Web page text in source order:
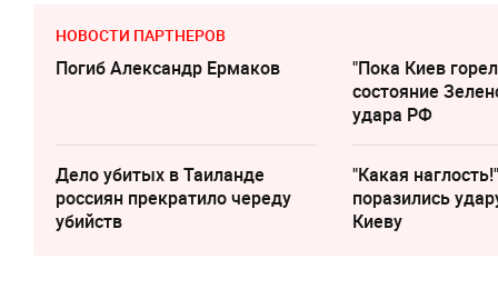
НОВОСТИ ПАРТНЕРОВ
Погиб Александр Ермаков
"Пока Киев
состояние
удара РФ
Дело убитых в Таиланде
россиян прекратило череду
убийств
"Какая
поразились
Киеву